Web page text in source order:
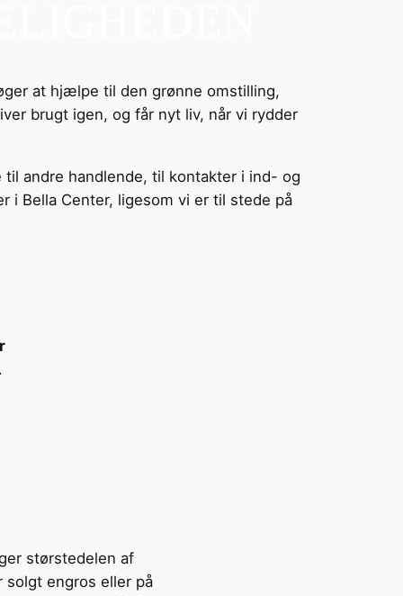
at hjælpe til den grønne omstilling,
brugt igen, og får nyt liv, når vi rydder
andre handlende, til kontakter i ind- og
i Bella Center, ligesom vi er til stede på
størstedelen af
solgt engros eller på